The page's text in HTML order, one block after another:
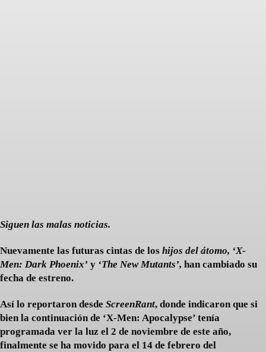
Siguen las malas noticias.
Nuevamente las futuras cintas de los hijos del átomo, ‘X-
Men: Dark Phoenix’ y ‘The New Mutants’, han cambiado su
fecha de estreno.
Así lo reportaron desde ScreenRant, donde indicaron que si
bien la continuación de ‘X-Men: Apocalypse’ tenía
programada ver la luz el 2 de noviembre de este año,
finalmente se ha movido para el 14 de febrero del